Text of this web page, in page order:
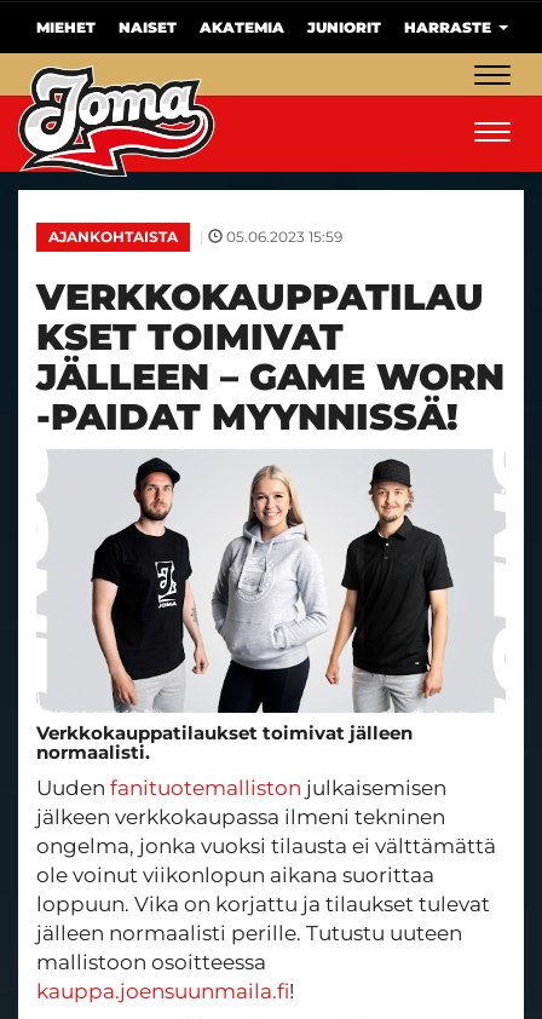
MIEHET NAISET AKATEMIA JUNIORIT HARRASTE
AJANKOHTAISTA | 05.06.2023 15:59
VERKKOKAUPPATILAU
KSET TOIMIVAT
JÄLLEEN – GAME WORN
-PAIDAT MYYNNISSÄ!
Verkkokauppatilaukset toimivat jälleen
normaalisti.
Uuden fanituotemalliston julkaisemisen
jälkeen verkkokaupassa ilmeni tekninen
ongelma, jonka vuoksi tilausta ei välttämättä
ole voinut viikonlopun aikana suorittaa
loppuun. Vika on korjattu ja tilaukset tulevat
jälleen normaalisti perille. Tutustu uuteen
mallistoon osoitteessa
kauppa.joensuunmaila.fi!